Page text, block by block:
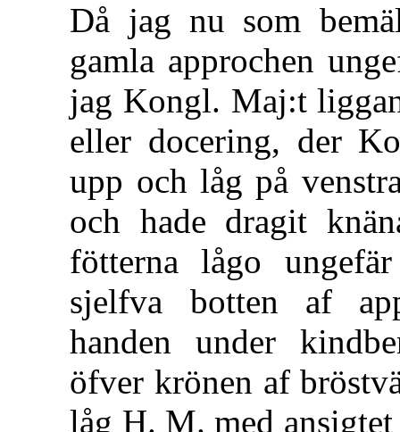
Då jag nu som
gamla approchen
jag Kongl. Maj:t
eller docering, der
upp och låg på
och hade dragit
fötterna lågo
sjelfva botten af
handen under
öfver krönen af
låg H. M. med